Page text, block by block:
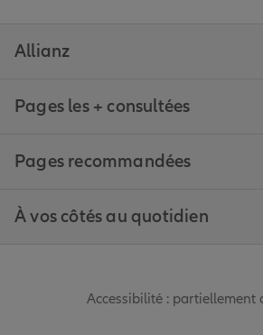
Allianz
Pages les + consultées
Pages recommandées
À vos côtés au quotidien
Accessibilité : partiellement